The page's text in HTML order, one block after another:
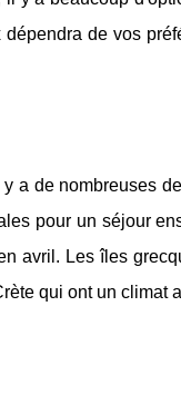
de vos
a de nombreuses
pour un séjour
avril. Les îles
qui ont un climat